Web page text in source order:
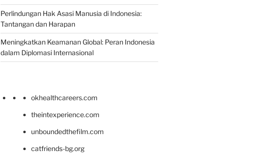
Perlindungan Hak Asasi Manusia di Indonesia:
Tantangan dan Harapan
Meningkatkan Keamanan Global: Peran Indonesia
dalam Diplomasi Internasional
okhealthcareers.com
theintexperience.com
unboundedthefilm.com
catfriends-bg.org